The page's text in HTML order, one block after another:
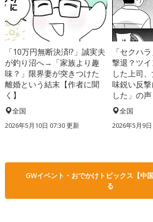
「10万円無断決済!?」誠実夫
が釣り沼へ→「家族より趣
味？」限界妻が突きつけた
離婚という結末【作者に聞
く】
全国
2026年5月10日 07:30 更新
「セクハ
撃退？ツ
した上司
味鋭い反
した」の声
全国
2026年5月9
GWイベント・おでかけトピックス【中
る